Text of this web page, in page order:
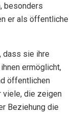
besonders
er als öffentliche
dass sie ihre
ermöglicht,
öffentlichen
viele, die zeigen
Beziehung die